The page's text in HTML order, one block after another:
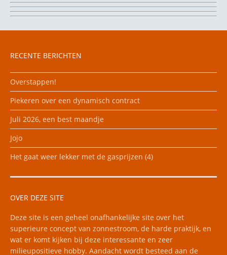
RECENTE BERICHTEN
Overstappen!
Piekeren over een dynamisch contract
Juli 2026, een best maandje
Jojo
Het gaat weer lekker met de gasprijzen (4)
OVER DEZE SITE
Deze site is een geheel onafhankelijke site over het
superieure concept van zonnestroom, de harde praktijk, en
wat er komt kijken bij deze interessante en zeer
milieupositieve hobby. Aandacht wordt besteed aan de